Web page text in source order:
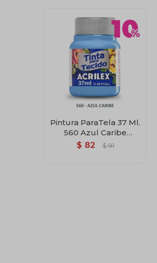
Pintura ParaTela 37 Ml.
560 Azul Caribe
Acrilex
$ 82 $ 91